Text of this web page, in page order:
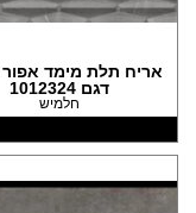
אריח תלת מימד
דגם 1012324
חלמיש